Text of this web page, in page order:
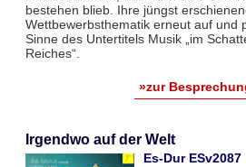
bestehen blieb. Ihre jüngst
Wettbewerbsthematik erneut auf und
Sinne des Untertitels Musik „im
Reiches“.
»zur
Irgendwo auf der Welt
Es-Dur ESv2087